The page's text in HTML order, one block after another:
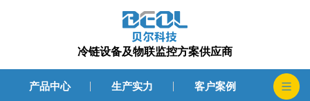
冷链设备及物联监控方案供应商
产品中心 生产实力 客户案例